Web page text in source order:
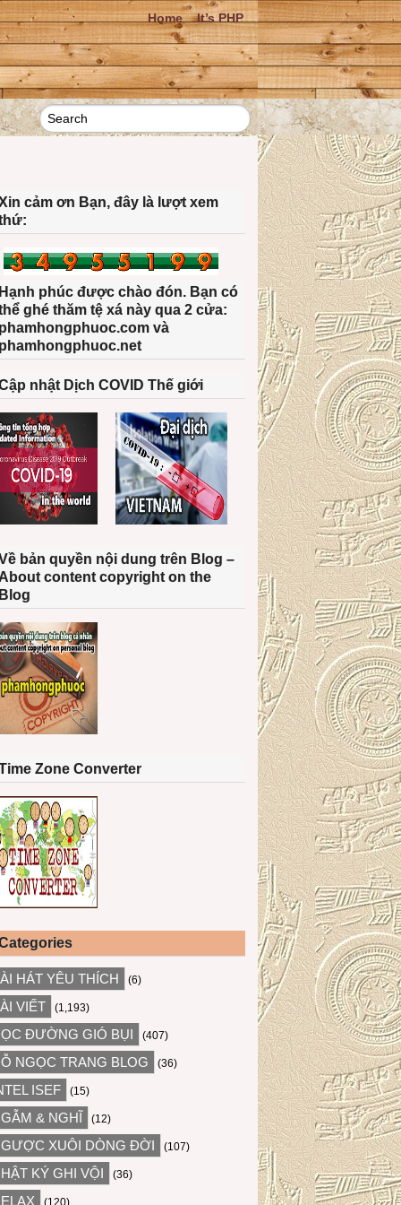
Home It’s PHP
cảm ơn Bạn, đây là lượt xem
phúc được chào đón. Bạn có
ghé thăm tệ xá này qua 2 cửa:
và
nhật Dịch COVID Thế giới
bản quyền nội dung trên Blog –
content copyright on the
Zone Converter
HÁT YÊU THÍCH (6)
VIẾT (1,193)
ĐƯỜNG GIÓ BỤI (407)
NGỌC TRANG BLOG (36)
ISEF (15)
& NGHĨ (12)
XUÔI DÒNG ĐỜI (107)
KÝ GHI VỘI (36)
(120)